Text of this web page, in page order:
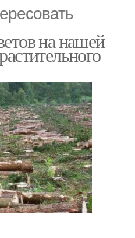
на нашей